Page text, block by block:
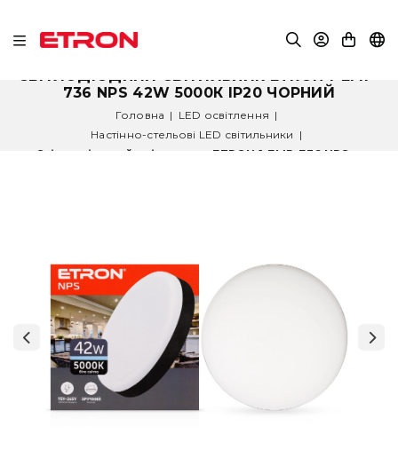
СВІТЛОДІОДНИЙ СВІТИЛЬНИК ETRON 1-EMP-
736 NPS 42W 5000К ІР20 ЧОРНИЙ
Головна | LED освітлення |
Настінно-стельові LED світильники |
Світлодіодний світильник ETRON 1-EMP-736 NPS...